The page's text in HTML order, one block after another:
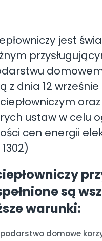
jest
z dnia 12
ustaw w celu
cen energii
są
warunki:
domowe